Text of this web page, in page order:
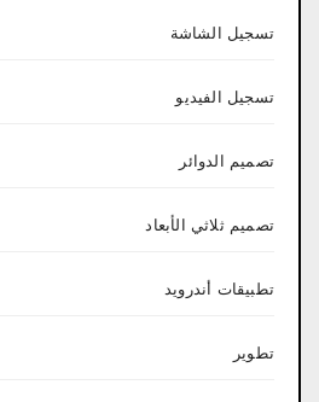
تسجيل الشاشة
تسجيل الفيديو
تصميم الدوائر
تصميم ثلاثي الأبعاد
تطبيقات أندرويد
تطوير